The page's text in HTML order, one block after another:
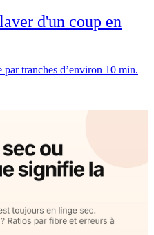
d'un coup en
tranches d’environ 10 min.